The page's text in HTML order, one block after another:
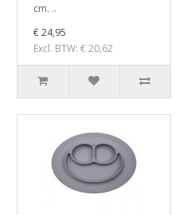
cm. ..
€ 24,95
Excl. BTW: € 20,62